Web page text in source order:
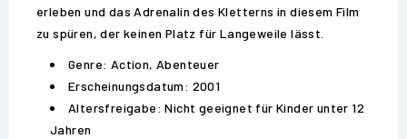
erleben und das Adrenalin des Kletterns in diesem Film
zu spüren, der keinen Platz für Langeweile lässt.
Genre: Action, Abenteuer
Erscheinungsdatum: 2001
Altersfreigabe: Nicht geeignet für Kinder unter 12
Jahren